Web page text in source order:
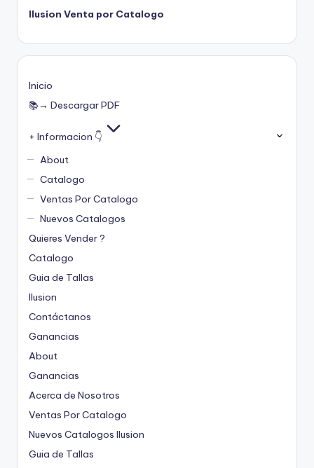
Ilusion Venta por Catalogo
Inicio
📚→ Descargar PDF
+ Informacion 👇
About
Catalogo
Ventas Por Catalogo
Nuevos Catalogos
Quieres Vender ?
Catalogo
Guia de Tallas
Ilusion
Contáctanos
Ganancias
About
Ganancias
Acerca de Nosotros
Ventas Por Catalogo
Nuevos Catalogos Ilusion
Guia de Tallas